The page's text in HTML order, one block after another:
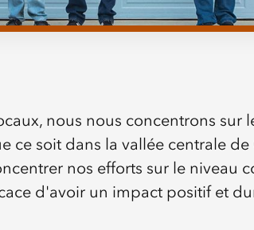
nous nous concentrons sur
ce soit dans la vallée centrale
nos efforts sur le niveau
d'avoir un impact positif et